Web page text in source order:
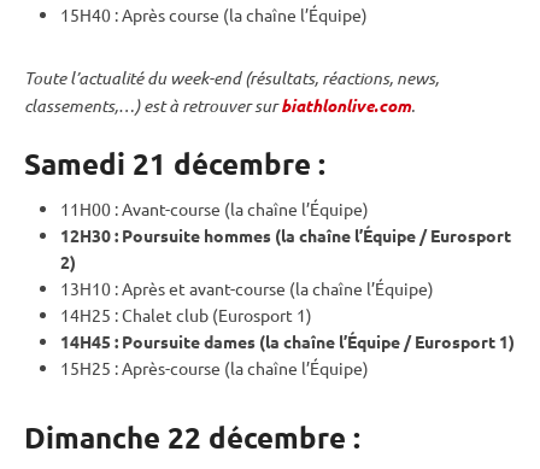
15H40 : Après course (la chaîne l’Équipe)
Toute l’actualité du week-end (résultats, réactions, news,
classements,…) est à retrouver surbiathlonlive.com.
Samedi 21 décembre :
11H00 : Avant-course (la chaîne l’Équipe)
12H30 : Poursuite hommes (la chaîne l’Équipe / Eurosport
2)
13H10 : Après et avant-course (la chaîne l’Équipe)
14H25 : Chalet club (Eurosport 1)
14H45 : Poursuitedames (la chaîne l’Équipe / Eurosport 1)
15H25 : Après-course (la chaîne l’Équipe)
Dimanche 22 décembre :